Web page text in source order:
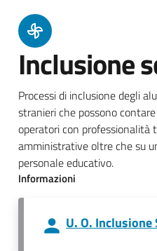
Inclusione
Processi di inclusione degli
stranieri che possono
operatori con professionalità
amministrative oltre che su
personale educativo.
Informazioni
U. O.